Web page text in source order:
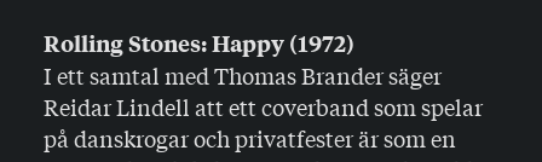
Rolling Stones: Happy (1972)
I ett samtal med Thomas Brander säger
Reidar Lindell att ett coverband som spelar
på danskrogar och privatfester är som en